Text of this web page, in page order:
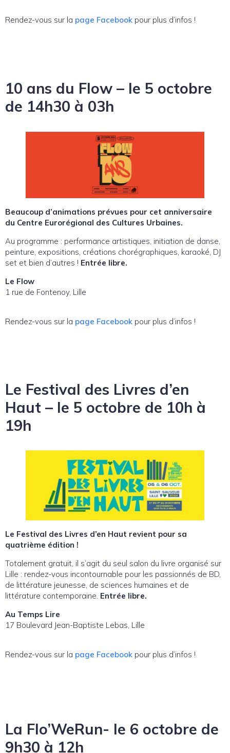
Rendez-vous sur la page Facebook pour plus d’infos !
10 ans du Flow – le 5 octobre
de 14h30 à 03h
Beaucoup d’animations prévues pour cet anniversaire
du Centre Eurorégional des Cultures Urbaines.
Au programme : performance artistiques, initiation de danse,
peinture, expositions, créations chorégraphiques, karaoké, DJ
set et bien d’autres ! Entrée libre.
Le Flow
1 rue de Fontenoy, Lille
Rendez-vous sur la page Facebook pour plus d’infos !
Le Festival des Livres d’en
Haut – le 5 octobre de 10h à
19h
Le Festival des Livres d’en Haut revient pour sa
quatrième édition !
Totalement gratuit, il s’agit du seul salon du livre organisé sur
Lille : rendez-vous incontournable pour les passionnés de BD,
de littérature jeunesse, de sciences humaines et de
littérature contemporaine. Entrée libre.
Au Temps Lire
17 Boulevard Jean-Baptiste Lebas, Lille
Rendez-vous sur la page Facebook pour plus d’infos !
La Flo’WeRun- le 6 octobre de
9h30 à 12h